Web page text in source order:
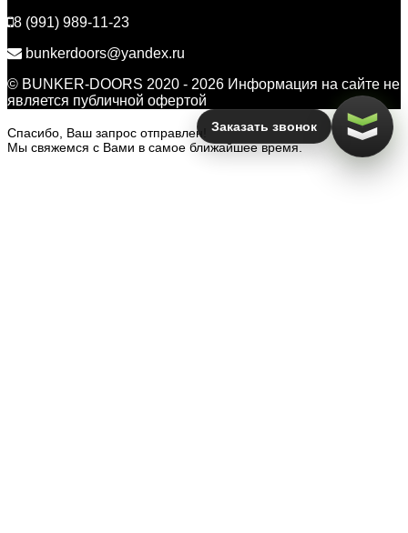
Заказать звонок
8 (991) 989-11-23
bunkerdoors@yandex.ru
© BUNKER-DOORS 2020 - 2026 Информация на сайте не
является публичной офертой
Спасибо, Ваш запрос отправлен!
Мы свяжемся с Вами в самое ближайшее время.